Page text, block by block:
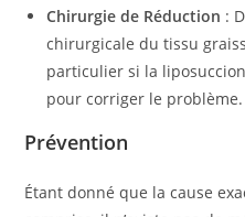
Chirurgie de Réduction :
chirurgicale du tissu
particulier si la
pour corriger le problème.
Prévention
Étant donné que la cause